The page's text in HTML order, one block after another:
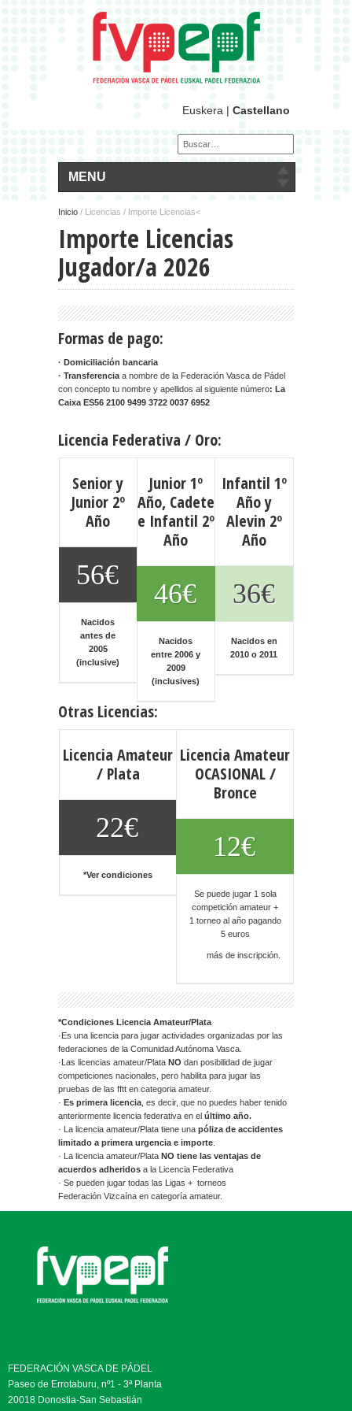
Euskera | Castellano
MENU
Inicio / Licencias / Importe Licencias<
Importe Licencias
Jugador/a 2026
Formas de pago:
· Domiciliación bancaria
· Transferencia a nombre de la Federación Vasca de Pádel
con concepto tu nombre y apellidos al siguiente número: La
Caixa ES56 2100 9499 3722 0037 6952
Licencia Federativa / Oro:
Senior y
Junior 2º
Año
56€
Nacidos
antes de
2005
(inclusive)
Junior 1º
Año, Cadete
e Infantil 2º
Año
46€
Nacidos
entre 2006 y
2009
(inclusives)
Infantil 1º
Año y
Alevin 2º
Año
36€
Nacidos en
2010 o 2011
Otras Licencias:
Licencia Amateur
/ Plata
22€
*Ver condiciones
Licencia Amateur
OCASIONAL /
Bronce
12€
Se puede jugar 1 sola
competición amateur +
1 torneo al año pagando
5 euros
más de inscripción.
*Condiciones Licencia Amateur/Plata
·Es una licencia para jugar actividades organizadas por las
federaciones de la Comunidad Autónoma Vasca.
·Las licencias amateur/Plata NO dan posibilidad de jugar
competiciones nacionales, pero habilita para jugar las
pruebas de las fftt en categoria amateur.
· Es primera licencia , es decir, que no puedes haber tenido
anteriormente licencia federativa en el último año.
· La licencia amateur/Plata tiene una póliza de accidentes
limitado a primera urgencia e importe
· La licencia amateur/Plata NO tiene las ventajas de
acuerdos adheridos a la Licencia Federativa
· Se pueden jugar todas las Ligas + torneos
Federación Vizcaína en categoría amateur.
FEDERACIÓN VASCA DE PÁDEL
Paseo de Errotaburu, nº1 - 3ª Planta
20018 Donostia-San Sebastián